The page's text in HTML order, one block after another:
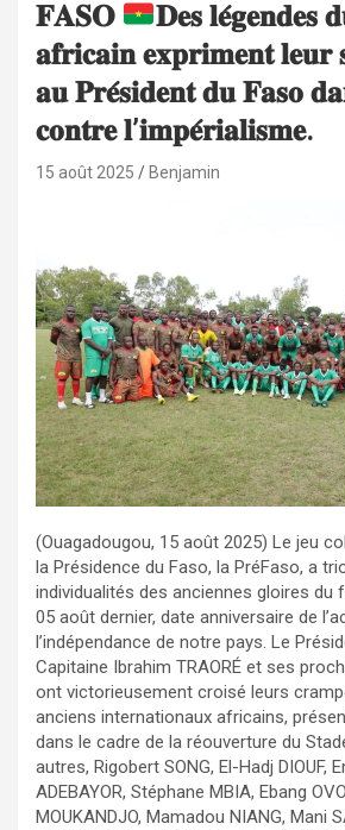
𝐅𝐀𝐒𝐎
𝐃𝐞𝐬 𝐥𝐞́𝐠𝐞𝐧𝐝𝐞𝐬
𝐚𝐟𝐫𝐢𝐜𝐚𝐢𝐧 𝐞𝐱𝐩𝐫𝐢𝐦𝐞𝐧𝐭 𝐥𝐞𝐮𝐫
𝐚𝐮 𝐏𝐫𝐞́𝐬𝐢𝐝𝐞𝐧𝐭 𝐝𝐮 𝐅𝐚𝐬𝐨
𝐜𝐨𝐧𝐭𝐫𝐞 𝐥’𝐢𝐦𝐩𝐞́𝐫𝐢𝐚𝐥𝐢𝐬𝐦𝐞.
15 août 2025 Benjamin
(Ouagadougou, 15 août 2025) Le jeu
la Présidence du Faso, la PréFaso, a
individualités des anciennes gloires du
05 août dernier, date anniversaire de
l’indépendance de notre pays. Le
Capitaine Ibrahim TRAORÉ et ses
ont victorieusement croisé leurs
anciens internationaux africains,
dans le cadre de la réouverture du
autres, Rigobert SONG, El-Hadj DIOUF,
ADEBAYOR, Stéphane MBIA, Ebang
MOUKANDJO, Mamadou NIANG, Mani